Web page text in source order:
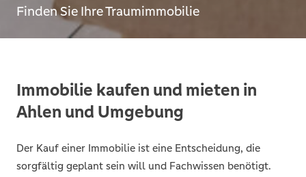
Finden Sie Ihre Traumimmobilie
Immobilie kaufen und mieten in
Ahlen und Umgebung
Der Kauf einer Immobilie ist eine Entscheidung, die
sorgfältig geplant sein will und Fachwissen benötigt.